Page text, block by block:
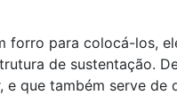
forro para colocá-los,
de sustentação.
que também serve de